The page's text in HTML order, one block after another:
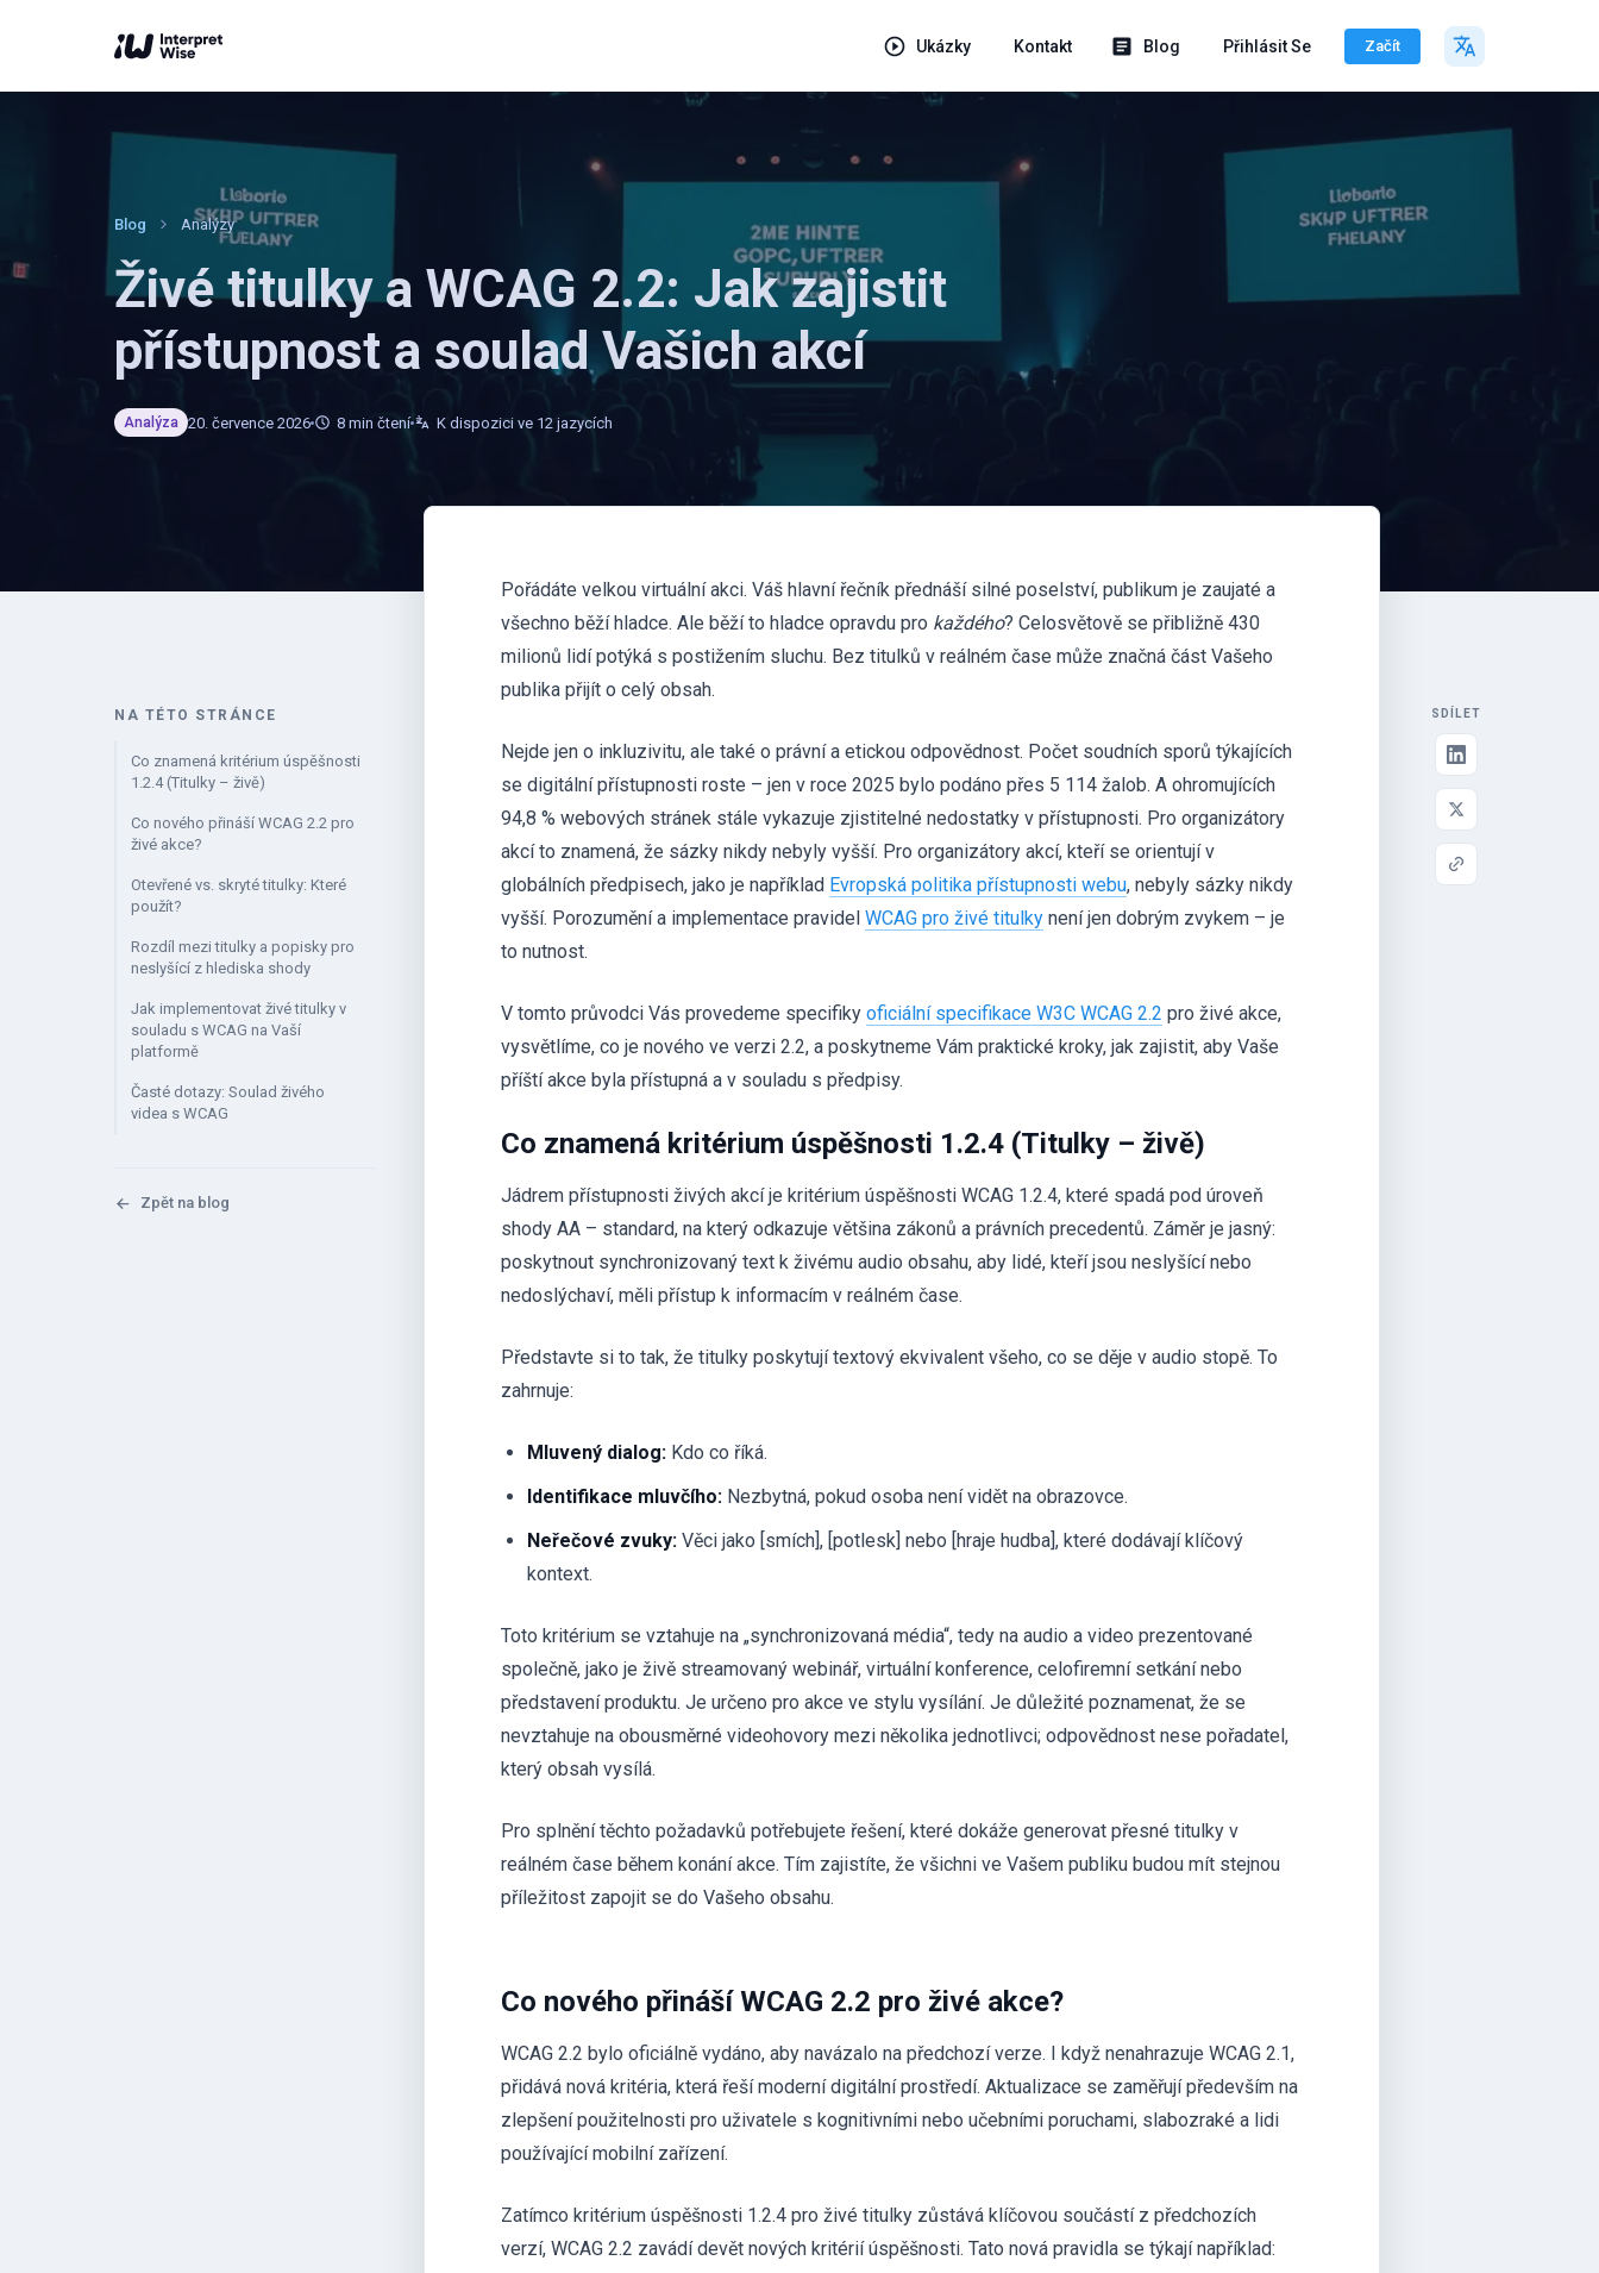
Ukázky Kontakt Blog Přihlásit Se Začít
Blog Analýzy
Živé titulky a WCAG 2.2: Jak zajistit
přístupnost a soulad Vašich akcí
Analýza 20. července 2026 8 min čtení K dispozici ve 12 jazycích
NA TÉTO STRÁNCE
Co znamená kritérium úspěšnosti
1.2.4 (Titulky – živě)
Co nového přináší WCAG 2.2 pro
živé akce?
Otevřené vs. skryté titulky: Které
použít?
Rozdíl mezi titulky a popisky pro
neslyšící z hlediska shody
Jak implementovat živé titulky v
souladu s WCAG na Vaší
platformě
Časté dotazy: Soulad živého
videa s WCAG
Zpět na blog
Pořádáte velkou virtuální akci. Váš hlavní řečník přednáší silné poselství, publikum je zaujaté a
všechno běží hladce. Ale běží to hladce opravdu pro každého? Celosvětově se přibližně 430
milionů lidí potýká s postižením sluchu. Bez titulků v reálném čase může značná část Vašeho
publika přijít o celý obsah.
Nejde jen o inkluzivitu, ale také o právní a etickou odpovědnost. Počet soudních sporů týkajících
se digitální přístupnosti roste – jen v roce 2025 bylo podáno přes 5 114 žalob. A ohromujících
94,8 % webových stránek stále vykazuje zjistitelné nedostatky v přístupnosti. Pro organizátory
akcí to znamená, že sázky nikdy nebyly vyšší. Pro organizátory akcí, kteří se orientují v
globálních předpisech, jako je například Evropská politika přístupnosti webu, nebyly sázky nikdy
vyšší. Porozumění a implementace pravidel WCAG pro živé titulky není jen dobrým zvykem – je
to nutnost.
V tomto průvodci Vás provedeme specifiky oficiální specifikace W3C WCAG 2.2 pro živé akce,
vysvětlíme, co je nového ve verzi 2.2, a poskytneme Vám praktické kroky, jak zajistit, aby Vaše
příští akce byla přístupná a v souladu s předpisy.
Co znamená kritérium úspěšnosti 1.2.4 (Titulky – živě)
Jádrem přístupnosti živých akcí je kritérium úspěšnosti WCAG 1.2.4, které spadá pod úroveň
shody AA – standard, na který odkazuje většina zákonů a právních precedentů. Záměr je jasný:
poskytnout synchronizovaný text k živému audio obsahu, aby lidé, kteří jsou neslyšící nebo
nedoslýchaví, měli přístup k informacím v reálném čase.
Představte si to tak, že titulky poskytují textový ekvivalent všeho, co se děje v audio stopě. To
zahrnuje:
Mluvený dialog: Kdo co říká.
Identifikace mluvčího: Nezbytná, pokud osoba není vidět na obrazovce.
Neřečové zvuky: Věci jako [smích], [potlesk] nebo [hraje hudba], které dodávají klíčový
kontext.
Toto kritérium se vztahuje na „synchronizovaná média“, tedy na audio a video prezentované
společně, jako je živě streamovaný webinář, virtuální konference, celofiremní setkání nebo
představení produktu. Je určeno pro akce ve stylu vysílání. Je důležité poznamenat, že se
nevztahuje na obousměrné videohovory mezi několika jednotlivci; odpovědnost nese pořadatel,
který obsah vysílá.
Pro splnění těchto požadavků potřebujete řešení, které dokáže generovat přesné titulky v
reálném čase během konání akce. Tím zajistíte, že všichni ve Vašem publiku budou mít stejnou
příležitost zapojit se do Vašeho obsahu.
Co nového přináší WCAG 2.2 pro živé akce?
WCAG 2.2 bylo oficiálně vydáno, aby navázalo na předchozí verze. I když nenahrazuje WCAG 2.1,
přidává nová kritéria, která řeší moderní digitální prostředí. Aktualizace se zaměřují především na
zlepšení použitelnosti pro uživatele s kognitivními nebo učebními poruchami, slabozraké a lidi
používající mobilní zařízení.
Zatímco kritérium úspěšnosti 1.2.4 pro živé titulky zůstává klíčovou součástí z předchozích
verzí, WCAG 2.2 zavádí devět nových kritérií úspěšnosti. Tato nová pravidla se týkají například:
SDÍLET